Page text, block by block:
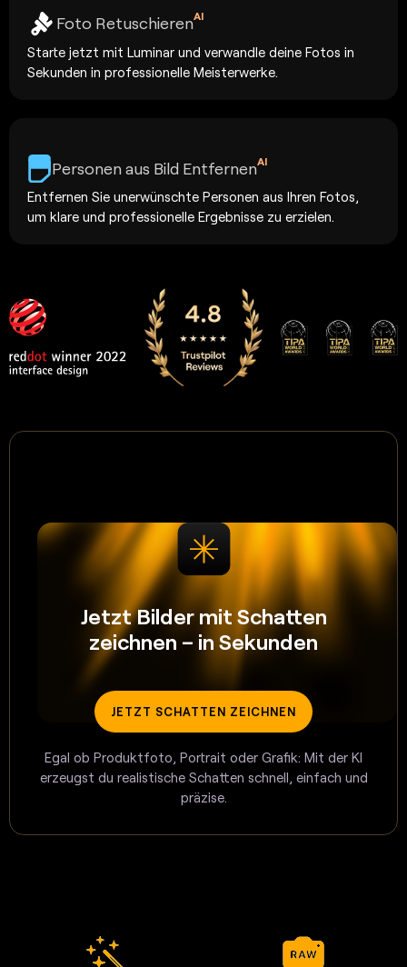
Foto RetuschierenAI
Starte jetzt mit Luminar und verwandle deine Fotos in
Sekunden in professionelle Meisterwerke.
Personen aus Bild EntfernenAI
Entfernen Sie unerwünschte Personen aus Ihren Fotos,
um klare und professionelle Ergebnisse zu erzielen.
Jetzt Bilder mit Schatten
zeichnen – in Sekunden
JETZT SCHATTEN ZEICHNEN
Egal ob Produktfoto, Portrait oder Grafik: Mit der KI
erzeugst du realistische Schatten schnell, einfach und
präzise.